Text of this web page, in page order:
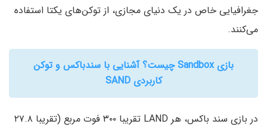
جغرافیایی خاص در یک دنیای مجازی، از توکن‌های یکتا استفاده
می‌کنند.
بازی Sandbox چیست؟ آشنایی با سندباکس و توکن
کاربردی SAND
در بازی سند باکس، هر LAND تقریبا ۳۰۰ فوت مربع (تقریبا ۲۷.۸